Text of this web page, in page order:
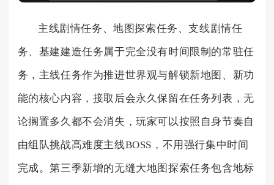
主线剧情任务、地图探索任务、支线剧情任
务、基建建造任务属于完全没有时间限制的常驻任
务，主线任务作为推进世界观与解锁新地图、新功
能的核心内容，接取后会永久保留在任务列表，无
论搁置多久都不会消失，玩家可以按照自身节奏自
由组队挑战高难度主线BOSS，不用强行集中时间
完成。第三季新增的无缝大地图探索任务包含地标